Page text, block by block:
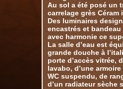
Au sol a été posé un
carrelage grès
Des luminaires
encastrés et bandeau
avec harmonie ce
La salle d’eau est
grande douche à
porte d’accès vitrée,
lavabo, d’une
WC suspendu, de
d’un radiateur sèche